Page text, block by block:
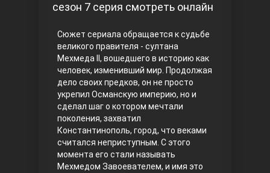
Правосyдие
сезон 7 серия смотреть онлайн
Сюжет сериала обращается к судьбе
великого правителя - султана
Мехмеда II, вошедшего в историю как
человек, изменивший мир. Продолжая
дело своих предков, он не просто
укрепил Османскую империю, но и
сделал шаг о котором мечтали
поколения, захватил
Константинополь, город, что веками
считался неприступным. С этого
момента его стали называть
Мехмедом Завоевателем, и имя это